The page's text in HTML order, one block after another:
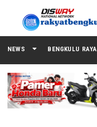
NEWS BENGKULU RAYA